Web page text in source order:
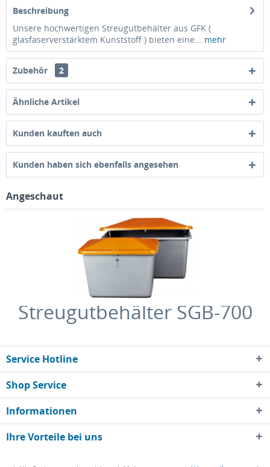
Beschreibung
Unsere hochwertigen Streugutbehälter aus GFK (
glasfaserverstärktem Kunststoff ) bieten eine... mehr
Zubehör 2
Ähnliche Artikel
Kunden kauften auch
Kunden haben sich ebenfalls angesehen
Angeschaut
Streugutbehälter SGB-700
Service Hotline
Shop Service
Informationen
Ihre Vorteile bei uns